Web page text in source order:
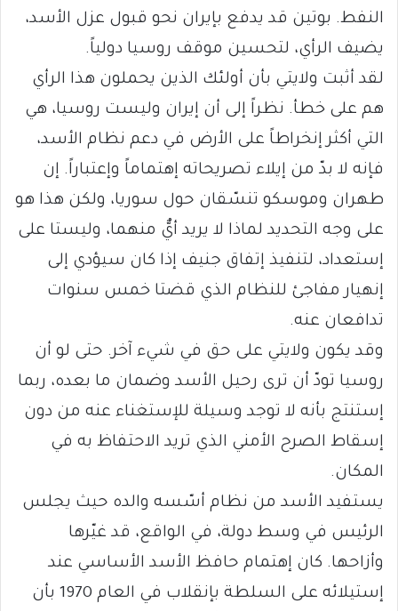
النفط. بوتين قد يدفع بإيران نحو قبول عزل الأسد،
يضيف الرأي، لتحسين موقف روسيا دولياً.
لقد أثبت ولايتي بأن أولئك الذين يحملون هذا الرأي
هم على خطأ. نظراً إلى أن إيران وليست روسيا، هي
التي أكثر إنخراطاً على الأرض في دعم نظام الأسد،
فإنه لا بدّ من إيلاء تصريحاته إهتماماً وإعتباراً. إن
طهران وموسكو تنسّقان حول سوريا، ولكن هذا هو
على وجه التحديد لماذا لا يريد أيٌّ منهما، وليستا على
إستعداد، لتنفيذ إتفاق جنيف إذا كان سيؤدي إلى
إنهيار مفاجئ للنظام الذي قضتا خمس سنوات
تدافعان عنه.
وقد يكون ولايتي على حق في شيء آخر. حتى لو أن
روسيا تودّ أن ترى رحيل الأسد وضمان ما بعده، ربما
إستنتج بأنه لا توجد وسيلة للإستغناء عنه من دون
إسقاط الصرح الأمني الذي تريد الاحتفاظ به في
المكان.
يستفيد الأسد من نظام أسّسه والده حيث يجلس
الرئيس في وسط دولة، في الواقع، قد غيّرها
وأزاحها. كان إهتمام حافظ الأسد الأساسي عند
إستيلائه على السلطة بإنقلاب في العام 1970 بأن